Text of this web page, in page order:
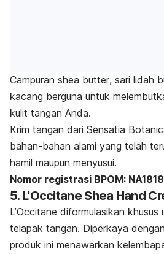
Campuran shea butter, sari lidah
kacang berguna untuk
kulit tangan Anda.
Krim tangan dari Sensatia
bahan-bahan alami yang telah
hamil maupun menyusui.
Nomor registrasi BPOM:
5. L’Occitane Shea Hand
L’Occitane diformulasikan
telapak tangan. Diperkaya
produk ini menawarkan